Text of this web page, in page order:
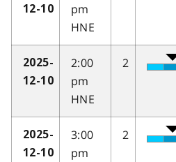
12-10
pm
HNE
2025-
12-10
2:00
pm
HNE
2
2025-
12-10
3:00
pm
2